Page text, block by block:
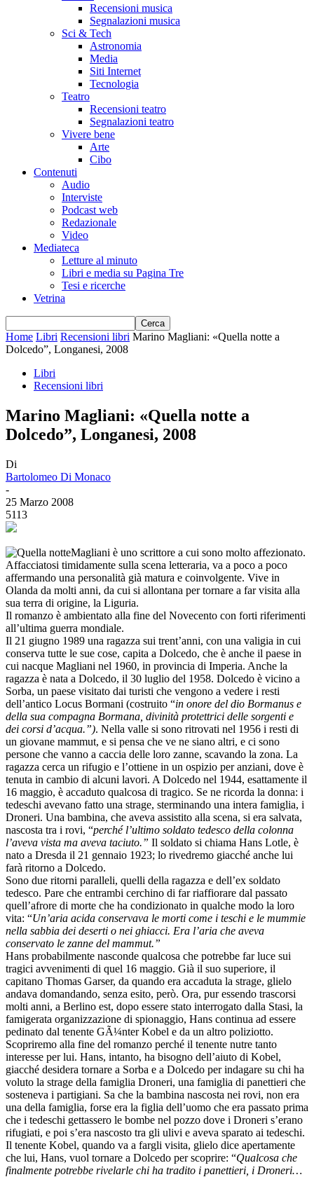
Recensioni musica
Segnalazioni musica
Sci & Tech
Astronomia
Media
Siti Internet
Tecnologia
Teatro
Recensioni teatro
Segnalazioni teatro
Vivere bene
Arte
Cibo
Contenuti
Audio
Interviste
Podcast web
Redazionale
Video
Mediateca
Letture al minuto
Libri e media su Pagina Tre
Tesi e ricerche
Vetrina
Home Libri Recensioni libri Marino Magliani: «Quella notte a
Dolcedo”, Longanesi, 2008
Libri
Recensioni libri
Marino Magliani: «Quella notte a
Dolcedo”, Longanesi, 2008
Di
Bartolomeo Di Monaco
-
25 Marzo 2008
5113
Magliani è uno scrittore a cui sono molto affezionato.
Affacciatosi timidamente sulla scena letteraria, va a poco a poco
affermando una personalità già matura e coinvolgente. Vive in
Olanda da molti anni, da cui si allontana per tornare a far visita alla
sua terra di origine, la Liguria.
Il romanzo è ambientato alla fine del Novecento con forti riferimenti
all’ultima guerra mondiale.
Il 21 giugno 1989 una ragazza sui trent’anni, con una valigia in cui
conserva tutte le sue cose, capita a Dolcedo, che è anche il paese in
cui nacque Magliani nel 1960, in provincia di Imperia. Anche la
ragazza è nata a Dolcedo, il 30 luglio del 1958. Dolcedo è vicino a
Sorba, un paese visitato dai turisti che vengono a vedere i resti
dell’antico Locus Bormani (costruito “in onore del dio Bormanus e
della sua compagna Bormana, divinità protettrici delle sorgenti e
dei corsi d’acqua.”). Nella valle si sono ritrovati nel 1956 i resti di
un giovane mammut, e si pensa che ve ne siano altri, e ci sono
persone che vanno a caccia delle loro zanne, scavando la zona. La
ragazza cerca un rifugio e l’ottiene in un ospizio per anziani, dove è
tenuta in cambio di alcuni lavori. A Dolcedo nel 1944, esattamente il
16 maggio, è accaduto qualcosa di tragico. Se ne ricorda la donna: i
tedeschi avevano fatto una strage, sterminando una intera famiglia, i
Droneri. Una bambina, che aveva assistito alla scena, si era salvata,
nascosta tra i rovi, “perché l’ultimo soldato tedesco della colonna
l’aveva vista ma aveva taciuto.” Il soldato si chiama Hans Lotle, è
nato a Dresda il 21 gennaio 1923; lo rivedremo giacché anche lui
farà ritorno a Dolcedo.
Sono due ritorni paralleli, quelli della ragazza e dell’ex soldato
tedesco. Pare che entrambi cerchino di far riaffiorare dal passato
quell’afrore di morte che ha condizionato in qualche modo la loro
vita: “Un’aria acida conservava le morti come i teschi e le mummie
nella sabbia dei deserti o nei ghiacci. Era l’aria che aveva
conservato le zanne del mammut.”
Hans probabilmente nasconde qualcosa che potrebbe far luce sui
tragici avvenimenti di quel 16 maggio. Già il suo superiore, il
capitano Thomas Garser, da quando era accaduta la strage, glielo
andava domandando, senza esito, però. Ora, pur essendo trascorsi
molti anni, a Berlino est, dopo essere stato interrogato dalla Stasi, la
famigerata organizzazione di spionaggio, Hans continua ad essere
pedinato dal tenente GÃ¼nter Kobel e da un altro poliziotto.
Scopriremo alla fine del romanzo perché il tenente nutre tanto
interesse per lui. Hans, intanto, ha bisogno dell’aiuto di Kobel,
giacché desidera tornare a Sorba e a Dolcedo per indagare su chi ha
voluto la strage della famiglia Droneri, una famiglia di panettieri che
sosteneva i partigiani. Sa che la bambina nascosta nei rovi, non era
una della famiglia, forse era la figlia dell’uomo che era passato prima
che i tedeschi gettassero le bombe nel pozzo dove i Droneri s’erano
rifugiati, e poi s’era nascosto tra gli ulivi e aveva sparato ai tedeschi.
Il tenente Kobel, quando va a fargli visita, glielo dice apertamente
che lui, Hans, vuol tornare a Dolcedo per scoprire: “Qualcosa che
finalmente potrebbe rivelarle chi ha tradito i panettieri, i Droneri…